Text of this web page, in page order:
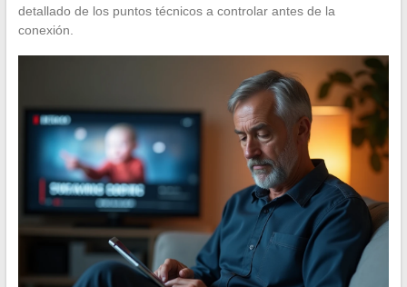
detallado de los puntos técnicos a controlar antes de la
conexión.